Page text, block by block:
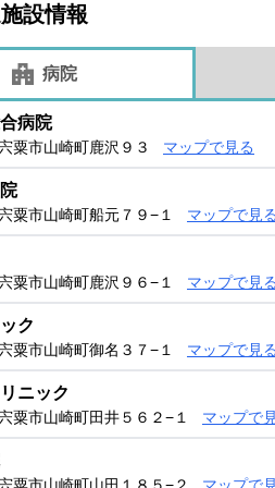
設情報
病院
病院
粟市山崎町鹿沢９３ マップで見る
粟市山崎町船元７９−１ マップで見る
粟市山崎町鹿沢９６−１ マップで見る
ク
粟市山崎町御名３７−１ マップで見る
ニック
粟市山崎町田井５６２−１ マップで